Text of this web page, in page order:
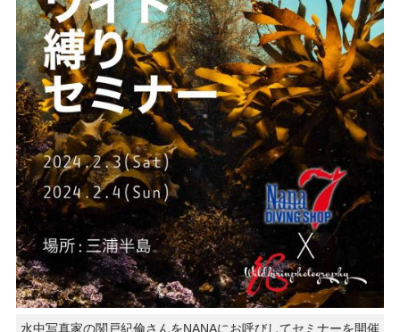
水中写真家の関戸紀倫さんをNANAにお呼びしてセミナーを開催